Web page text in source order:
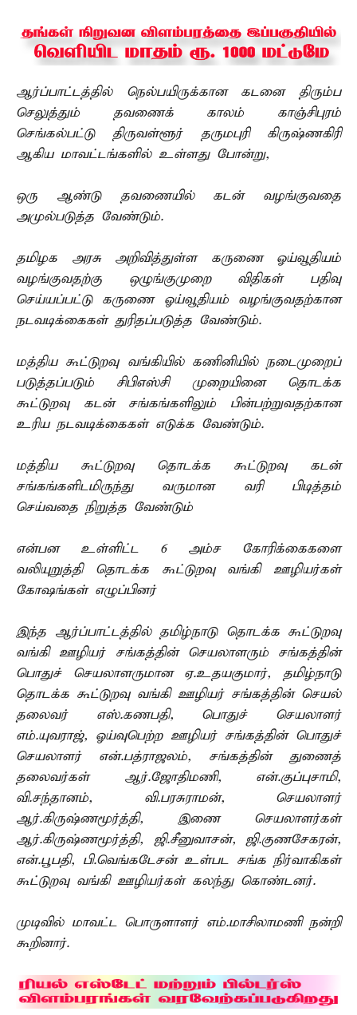
ஆர்ப்பாட்டத்தில் நெல்பயிருக்கான கடனை திரும்ப
செலுத்தும் தவணைக் காலம் காஞ்சிபுரம்
செங்கல்பட்டு திருவள்ளூர் தருமபுரி கிருஷ்ணகிரி
ஆகிய மாவட்டங்களில் உள்ளது போன்று,
ஒரு ஆண்டு தவணையில் கடன் வழங்குவதை
அமுல்படுத்த வேண்டும்.
தமிழக அரசு அறிவித்துள்ள கருணை ஓய்வூதியம்
வழங்குவதற்கு ஒழுங்குமுறை விதிகள் பதிவு
செய்யப்பட்டு கருணை ஓய்வூதியம் வழங்குவதற்கான
நடவடிக்கைகள் துரிதப்படுத்த வேண்டும்.
மத்திய கூட்டுறவு வங்கியில் கணினியில் நடைமுறைப்
படுத்தப்படும் சிபிஎஸ்சி முறையினை தொடக்க
கூட்டுறவு கடன் சங்கங்களிலும் பின்பற்றுவதற்கான
உரிய நடவடிக்கைகள் எடுக்க வேண்டும்.
மத்திய கூட்டுறவு தொடக்க கூட்டுறவு கடன்
சங்கங்களிடமிருந்து வருமான வரி பிடித்தம்
செய்வதை நிறுத்த வேண்டும்
என்பன உள்ளிட்ட 6 அம்ச கோரிக்கைகளை
வலியுறுத்தி தொடக்க கூட்டுறவு வங்கி ஊழியர்கள்
கோஷங்கள் எழுப்பினர்
இந்த ஆர்ப்பாட்டத்தில் தமிழ்நாடு தொடக்க கூட்டுறவு
வங்கி ஊழியர் சங்கத்தின் செயலாளரும் சங்கத்தின்
பொதுச் செயலாளருமான ஏ.உதயகுமார், தமிழ்நாடு
தொடக்க கூட்டுறவு வங்கி ஊழியர் சங்கத்தின் செயல்
தலைவர் எஸ்.கணபதி, பொதுச் செயலாளர்
எம்.யுவராஜ், ஓய்வுபெற்ற ஊழியர் சங்கத்தின் பொதுச்
செயலாளர் என்.பத்ராஜலம், சங்கத்தின் துணைத்
தலைவர்கள் ஆர்.ஜோதிமணி, என்.குப்புசாமி,
வி.சந்தானம், வி.பரசுராமன், செயலாளர்
ஆர்.கிருஷ்ணமூர்த்தி, இணை செயலாளர்கள்
ஆர்.கிருஷ்ணமூர்த்தி, ஜி.சீனுவாசன், ஜி.குணசேகரன்,
என்.பூபதி, பி.வெங்கடேசன் உள்பட சங்க நிர்வாகிகள்
கூட்டுறவு வங்கி ஊழியர்கள் கலந்து கொண்டனர்.
முடிவில் மாவட்ட பொருளாளர் எம்.மாசிலாமணி நன்றி
கூறினார்.